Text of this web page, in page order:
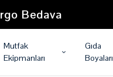
Bedava
Mutfak
Ekipmanları
Gıda
Boyaları